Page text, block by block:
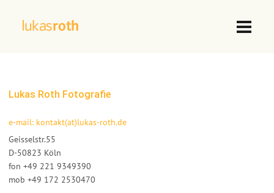
Lukas Roth Fotografie
e-mail: kontakt(at)lukas-roth.de
Geisselstr.55
D-50823 Köln
fon +49 221 9349390
mob +49 172 2530470